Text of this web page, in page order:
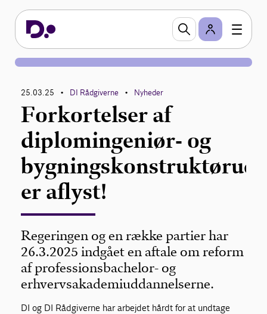
25.03.25 • DI Rådgiverne • Nyheder
Forkortelser af
diplomingeniør- og
er aflyst!
Regeringen og en række partier har
26.3.2025 indgået en aftale om reform
af professionsbachelor- og
erhvervsakademiuddannelserne.
DI og DI Rådgiverne har arbejdet hårdt for at undtage